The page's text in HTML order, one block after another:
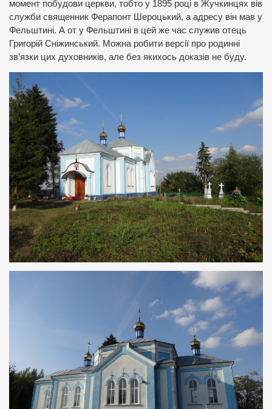
момент побудови церкви, тобто у 1895 році в Жучкинцях вів
служби священник Ферапонт Шероцький, а адресу він мав у
Фельштині. А от у Фельштині в цей же час служив отець
Григорій Сніжинський. Можна робити версії про родинні
зв’язки цих духовників, але без якихось доказів не буду.